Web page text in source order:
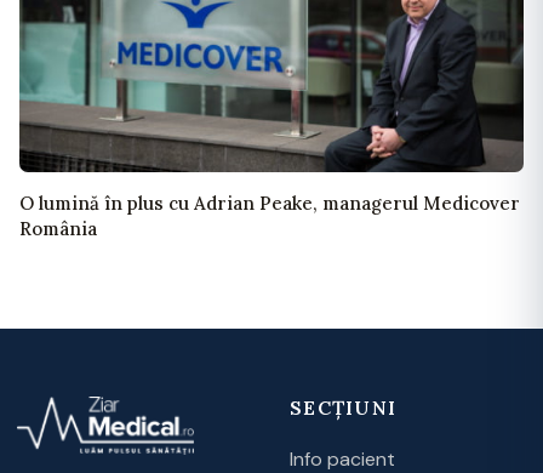
O lumină în plus cu Adrian Peake, managerul Medicover
România
SECȚIUNI
Info pacient